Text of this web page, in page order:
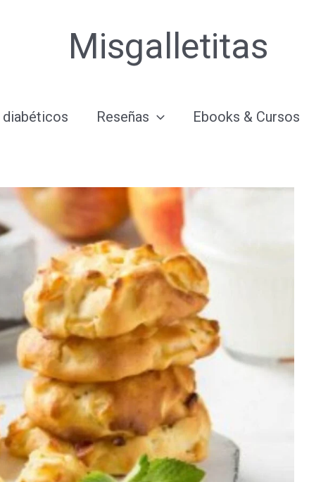
Misgalletitas
diabéticos Reseñas Ebooks & Cursos